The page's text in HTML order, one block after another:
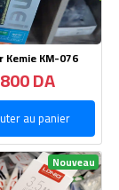
P-9
DA
au panier